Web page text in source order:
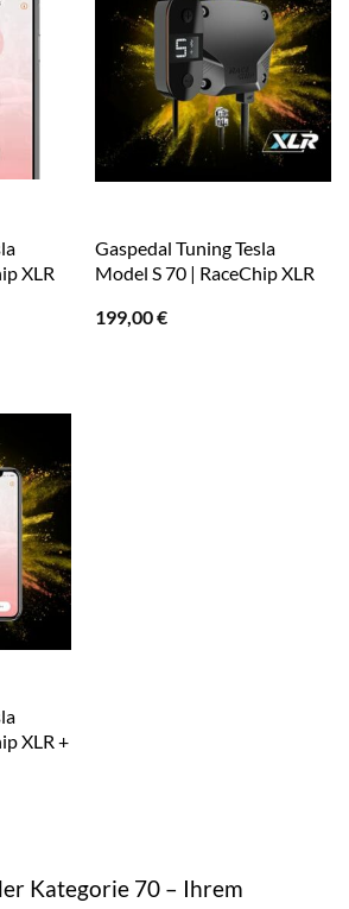
XLR
Gaspedal Tuning Tesla
Model S 70 | RaceChip XLR
199,00€
XLR +
Kategorie 70 – Ihrem